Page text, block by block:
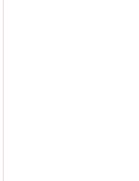
+ x4 1.82 GHz